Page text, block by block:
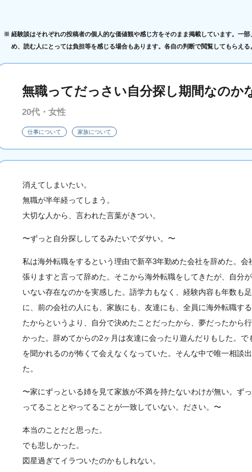
経験談はそれぞれの投稿者の個人的な価値観や感じ方をそのまま掲載しています。一
め、読む人にとっては負担等を感じる場合もあります。各自の判断で閲覧してもらえる
無職ってだっさい自分探し期間なのか
20代・女性
仕事について 家族について
消えてしまいたい。
無職が半年経ってしまう。
大切な人から、言われた言葉がきつい。
〜ずっと自分探ししてるみたいでダサい。〜
私は海外転職をするという理由で新卒3年勤めた会社を辞めた。
張りますと言って辞めた。そこから海外転職をしてきたが、自分
いない存在なのかを実感した。語学力もなく、経験内容も年数も
に、前の会社の人にも、家族にも、友達にも、全員に海外転職す
たからというより、自分で決めたことだったから、夢だったから
かった。辞めてからの2ヶ月は友達に会ったり遊んだりもした。で
を聞かれるのが怖くて会えなくなっていた。そんな中で唯一相談
た。
〜家にずっといる姉を見て家族が不満を持たないわけが無い。ず
ってることとやってることが一致していない。ださい。〜
本当のことだと思った。
でも悲しかった。
図星過ぎてイラついたのかもしれない。